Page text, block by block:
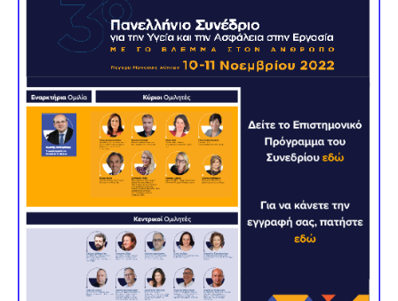
ΕΠΙΚΟΙΝΩΝΙΑ